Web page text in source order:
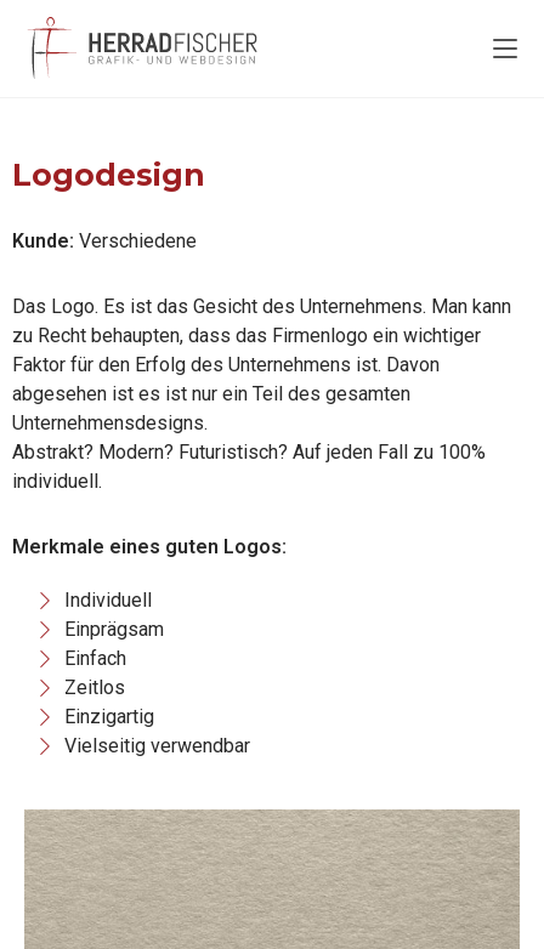
Logodesign
Kunde: Verschiedene
Das Logo. Es ist das Gesicht des Unternehmens. Man kann
zu Recht behaupten, dass das Firmenlogo ein wichtiger
Faktor für den Erfolg des Unternehmens ist. Davon
abgesehen ist es ist nur ein Teil des gesamten
Unternehmensdesigns.
Abstrakt? Modern? Futuristisch? Auf jeden Fall zu 100%
individuell.
Merkmale eines guten Logos:
Individuell
Einprägsam
Einfach
Zeitlos
Einzigartig
Vielseitig verwendbar